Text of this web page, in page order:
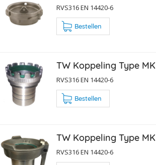
RVS316 EN 14420-6
Bestellen
TW Koppeling Type MK
RVS316 EN 14420-6
Bestellen
TW Koppeling Type MK
RVS316 EN 14420-6